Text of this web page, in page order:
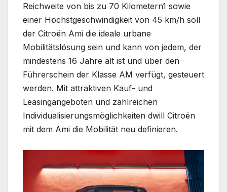
Reichweite von bis zu 70 Kilometern1 sowie
einer Höchstgeschwindigkeit von 45 km/h soll
der Citroën Ami die ideale urbane
Mobilitätslösung sein und kann von jedem, der
mindestens 16 Jahre alt ist und über den
Führerschein der Klasse AM verfügt, gesteuert
werden. Mit attraktiven Kauf- und
Leasingangeboten und zahlreichen
Individualisierungsmöglichkeiten dwill Citroën
mit dem Ami die Mobilität neu definieren.